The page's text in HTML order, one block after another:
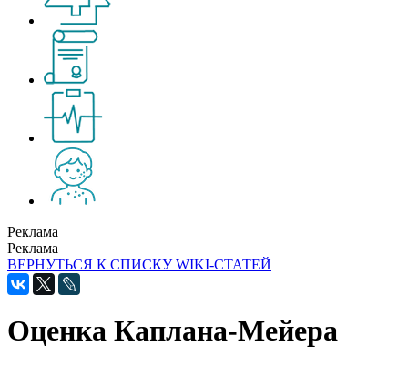
Реклама
Реклама
ВЕРНУТЬСЯ К СПИСКУ WIKI-СТАТЕЙ
Оценка Каплана-Мейера